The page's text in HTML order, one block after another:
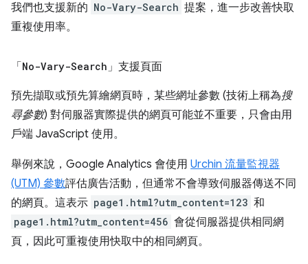
我們也支援新的 No-Vary-Search 提案，進一步改善快取
重複使用率。
「No-Vary-Search 」支援頁面
預先擷取或預先算繪網頁時，某些網址參數 (技術上稱為搜
尋參數) 對伺服器實際提供的網頁可能並不重要，只會由用
戶端 JavaScript 使用。
舉例來說，Google Analytics 會使用 Urchin 流量監視器
(UTM) 參數評估廣告活動，但通常不會導致伺服器傳送不同
的網頁。這表示 page1.html?utm_content=123 和
page1.html?utm_content=456 會從伺服器提供相同網
頁，因此可重複使用快取中的相同網頁。